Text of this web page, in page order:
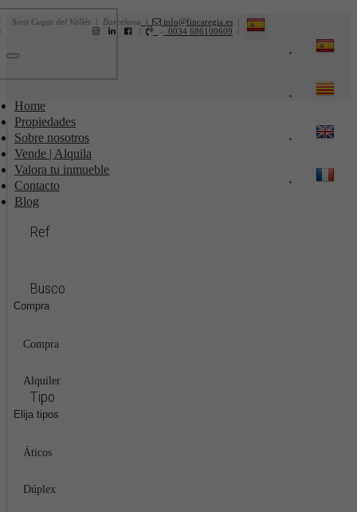
| info@fincaregia.es
Sant Cugat del Vallès | Barcelona
0034 686100609
-
Toggle
Home
Propiedades
Sobre nosotros
Vende | Alquila
Valora tu inmueble
Contacto
Blog
Ref
Busco
Compra
Compra
Alquiler
Tipo
Elija tipos
Áticos
Dúplex